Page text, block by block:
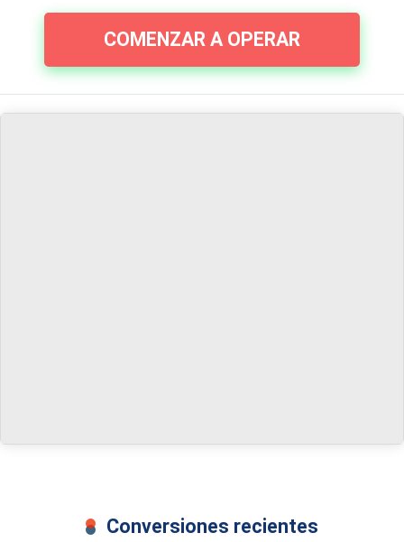
COMENZAR A OPERAR
Conversiones recientes